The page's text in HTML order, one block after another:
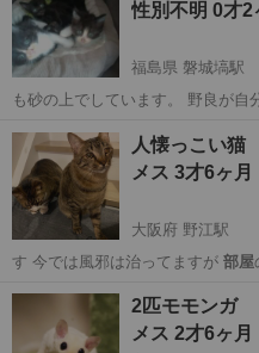
性別不明 0才2
福島県 磐城塙駅
も砂の上でしています。 野良が自
福島 東白川郡 磐城塙駅
人懐っこい
メス 3才6ヶ月
大阪府 野江駅
す 今では風邪は治ってますが 部屋
大阪 大阪市 野江駅
2匹モモンガ
メス 2才6ヶ月